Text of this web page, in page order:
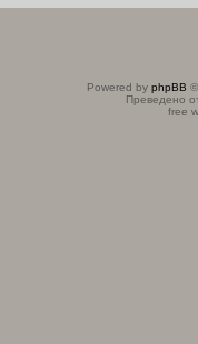
Powered by phpBB
Преведено
free